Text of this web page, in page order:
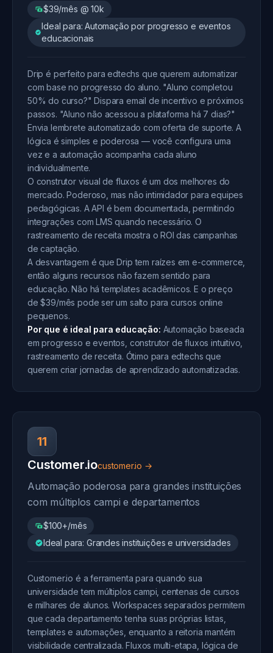
$39/mês @ 10k
Ideal para: Automação por progresso e eventos
educacionais
Drip é perfeito para edtechs que querem automatizar
com base no progresso do aluno. "Aluno completou
50% do curso?" Dispara email de incentivo e próximos
passos. "Aluno não acessou a plataforma há 7 dias?"
Envia lembrete automatizado com oferta de suporte. A
lógica é simples e poderosa — você configura uma
vez e a automação acompanha cada aluno
individualmente.
O construtor visual de fluxos é um dos melhores do
mercado. Poderoso, mas não intimidador para equipes
pedagógicas. A API é bem documentada, permitindo
integrações com LMS quando necessário. O
rastreamento de receita mostra o ROI das campanhas
de captação.
A desvantagem é que Drip tem raízes em e-commerce,
então alguns recursos não fazem sentido para
educação. Não há templates acadêmicos. E o preço
de $39/mês pode ser um salto para cursos online
pequenos.
Por que é ideal para educação: Automação baseada
em progresso e eventos, construtor de fluxos intuitivo,
rastreamento de receita. Ótimo para edtechs que
querem criar jornadas de aprendizado automatizadas.
11
Customer.iocustomer.io →
Automação poderosa para grandes instituições
com múltiplos campi e departamentos
$100+/mês
Ideal para: Grandes instituições e universidades
Customer.io é a ferramenta para quando sua
universidade tem múltiplos campi, centenas de cursos
e milhares de alunos. Workspaces separados permitem
que cada departamento tenha suas próprias listas,
templates e automações, enquanto a reitoria mantém
visibilidade centralizada. Fluxos multi-etapa, lógica de